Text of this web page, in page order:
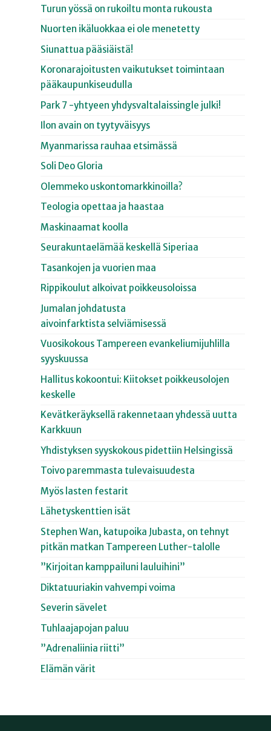
Turun yössä on rukoiltu monta rukousta
Nuorten ikäluokkaa ei ole menetetty
Siunattua pääsiäistä!
Koronarajoitusten vaikutukset toimintaan
pääkaupunkiseudulla
Park 7 -yhtyeen yhdysvaltalaissingle julki!
Ilon avain on tyytyväisyys
Myanmarissa rauhaa etsimässä
Soli Deo Gloria
Olemmeko uskontomarkkinoilla?
Teologia opettaa ja haastaa
Maskinaamat koolla
Seurakuntaelämää keskellä Siperiaa
Tasankojen ja vuorien maa
Rippikoulut alkoivat poikkeusoloissa
Jumalan johdatusta
aivoinfarktista selviämisessä
Vuosikokous Tampereen evankeliumijuhlilla
syyskuussa
Hallitus kokoontui: Kiitokset poikkeusolojen
keskelle
Kevätkeräyksellä rakennetaan yhdessä uutta
Karkkuun
Yhdistyksen syyskokous pidettiin Helsingissä
Toivo paremmasta tulevaisuudesta
Myös lasten festarit
Lähetyskenttien isät
Stephen Wan, katupoika Jubasta, on tehnyt
pitkän matkan Tampereen Luther-talolle
”Kirjoitan kamppailuni lauluihini”
Diktatuuriakin vahvempi voima
Severin sävelet
Tuhlaajapojan paluu
”Adrenaliinia riitti”
Elämän värit